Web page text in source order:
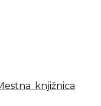
knjižnica